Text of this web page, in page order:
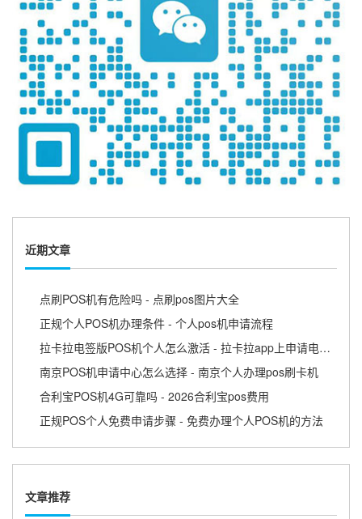
近期文章
点刷POS机有危险吗 - 点刷pos图片大全
正规个人POS机办理条件 - 个人pos机申请流程
拉卡拉电签版POS机个人怎么激活 - 拉卡拉app上申请电签pos需要收费吗
南京POS机申请中心怎么选择 - 南京个人办理pos刷卡机
合利宝POS机4G可靠吗 - 2026合利宝pos费用
正规POS个人免费申请步骤 - 免费办理个人POS机的方法
文章推荐